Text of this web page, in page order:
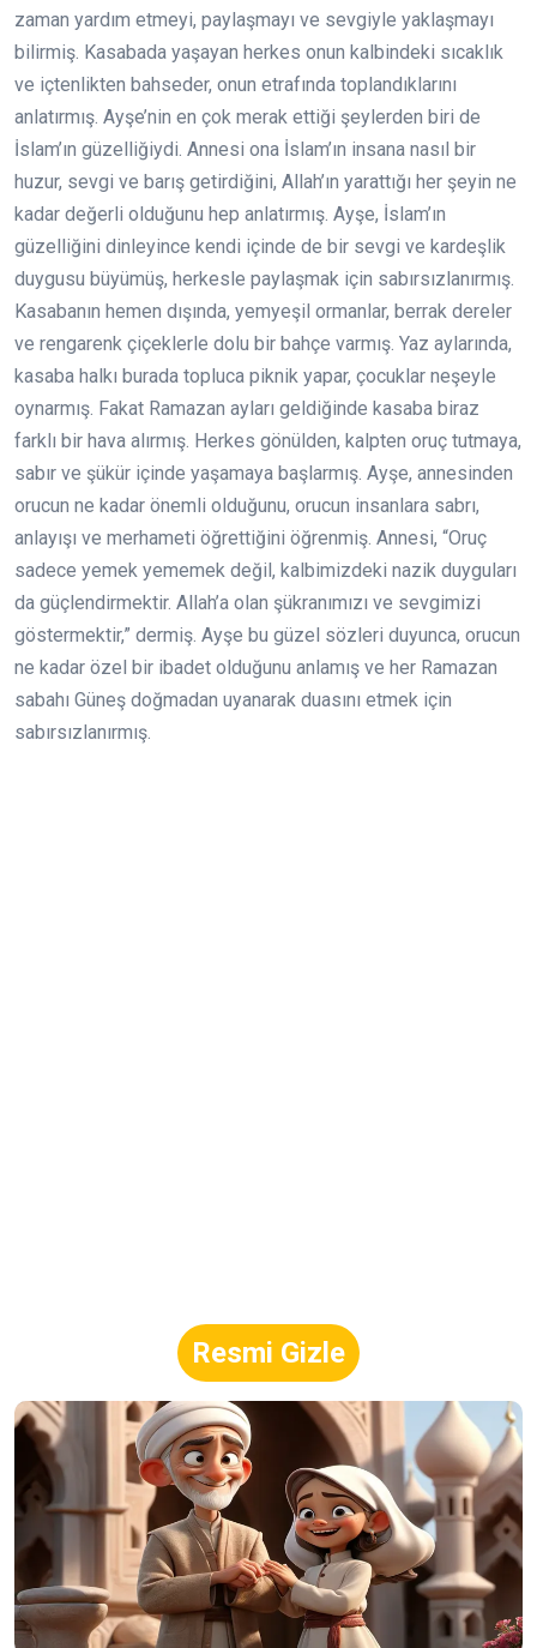
zaman yardım etmeyi, paylaşmayı ve sevgiyle yaklaşmayı
bilirmiş. Kasabada yaşayan herkes onun kalbindeki sıcaklık
ve içtenlikten bahseder, onun etrafında toplandıklarını
anlatırmış. Ayşe’nin en çok merak ettiği şeylerden biri de
İslam’ın güzelliğiydi. Annesi ona İslam’ın insana nasıl bir
huzur, sevgi ve barış getirdiğini, Allah’ın yarattığı her şeyin ne
kadar değerli olduğunu hep anlatırmış. Ayşe, İslam’ın
güzelliğini dinleyince kendi içinde de bir sevgi ve kardeşlik
duygusu büyümüş, herkesle paylaşmak için sabırsızlanırmış.
Kasabanın hemen dışında, yemyeşil ormanlar, berrak dereler
ve rengarenk çiçeklerle dolu bir bahçe varmış. Yaz aylarında,
kasaba halkı burada topluca piknik yapar, çocuklar neşeyle
oynarmış. Fakat Ramazan ayları geldiğinde kasaba biraz
farklı bir hava alırmış. Herkes gönülden, kalpten oruç tutmaya,
sabır ve şükür içinde yaşamaya başlarmış. Ayşe, annesinden
orucun ne kadar önemli olduğunu, orucun insanlara sabrı,
anlayışı ve merhameti öğrettiğini öğrenmiş. Annesi, “Oruç
sadece yemek yememek değil, kalbimizdeki nazik duyguları
da güçlendirmektir. Allah’a olan şükranımızı ve sevgimizi
göstermektir,” dermiş. Ayşe bu güzel sözleri duyunca, orucun
ne kadar özel bir ibadet olduğunu anlamış ve her Ramazan
sabahı Güneş doğmadan uyanarak duasını etmek için
sabırsızlanırmış.
Resmi Gizle